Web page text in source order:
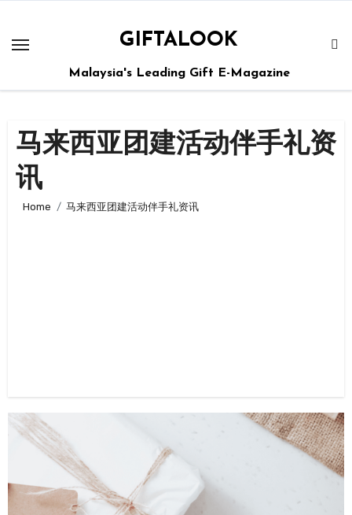
GIFTALOOK
Malaysia's Leading Gift E-Magazine
马来西亚团建活动伴手礼资
讯
Home 马来西亚团建活动伴手礼资讯